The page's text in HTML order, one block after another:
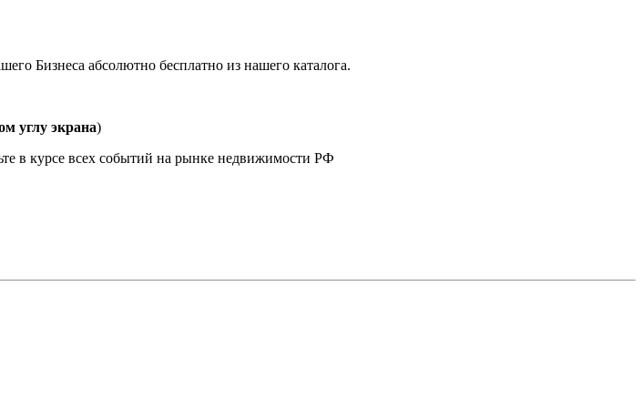
Бизнеса абсолютно бесплатно из нашего каталога.
углу экрана)
в курсе всех событий на рынке недвижимости РФ